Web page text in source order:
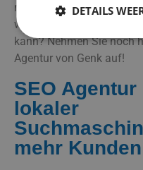
mehr Kunden aus Genk
wie unser Know-how Ihr
kann? Nehmen Sie noch
Agentur von Genk auf!
SEO
lokaler
mehr
DETAILS